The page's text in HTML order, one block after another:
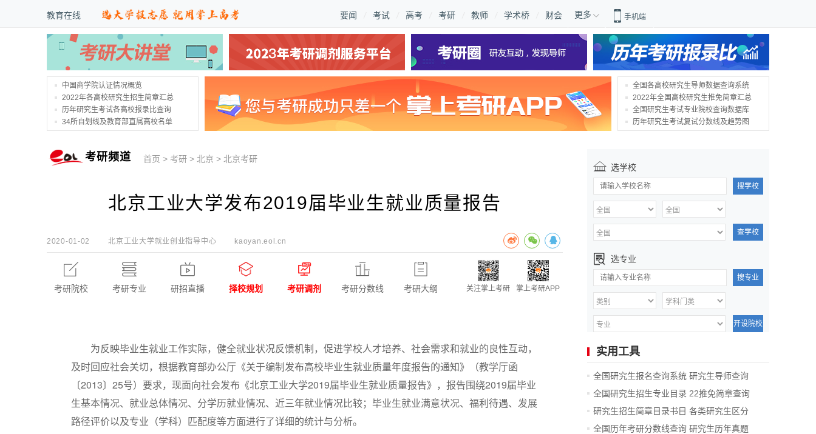
教育在线 要闻 考试 高考 考研 教师 学术桥 财会 更多 手机端
中国商学院认证情况概览
2022年各高校研究生招生简章汇总
历年研究生考试各高校报录比查询
34所自划线及教育部直属高校名单
全国各高校研究生导师数据查询系统
2022年全国高校研究生推免简章汇总
全国研究生考试专业院校查询数据库
历年研究生考试复试分数线及趋势图
考研频道 首页 > 考研 > 北京 > 北京考研
北京工业大学发布2019届毕业生就业质量报告
2020-01-02 北京工业大学就业创业指导中心 kaoyan.eol.cn
考研院校 考研专业 研招直播 择校规划 考研调剂 考研分数线 考研大纲 关注掌上考研 掌上考研APP
为反映毕业生就业工作实际，健全就业状况反馈机制，促进学校人才培养、社会需求和就业的良性互动，
及时回应社会关切，根据教育部办公厅《关于编制发布高校毕业生就业质量年度报告的通知》（教学厅函
〔2013〕25号）要求，现面向社会发布《北京工业大学2019届毕业生就业质量报告》，报告围绕2019届毕业
生基本情况、就业总体情况、分学历就业情况、近三年就业情况比较；毕业生就业满意状况、福利待遇、发展
路径评价以及专业（学科）匹配度等方面进行了详细的统计与分析。
选学校
搜学校
查学校
选专业
搜专业
开设院校
实用工具
全国研究生报名查询系统 研究生导师查询
全国研究生招生专业目录 22推免简章查询
研究生招生简章目录书目 各类研究生区分
全国历年考研分数线查询 研究生历年真题